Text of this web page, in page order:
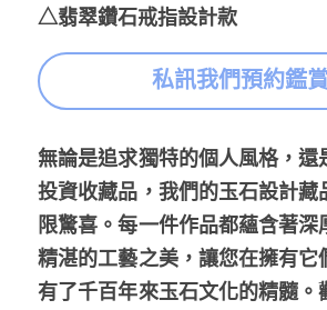
△翡翠鑽石戒指設計款
私訊我們預約鑑
無論是追求獨特的個人風格，還
投資收藏品，我們的玉石設計藏
限驚喜。每一件作品都蘊含著
精湛的工藝之美，讓您在擁有它
有了千百年來玉石文化的精髓。